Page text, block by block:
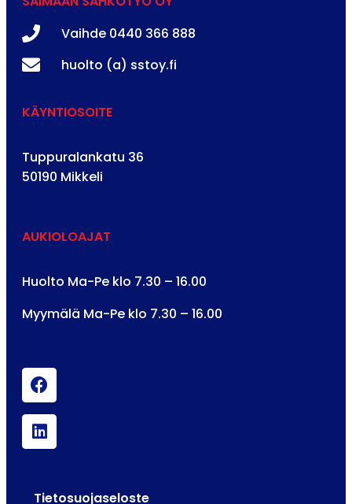
Vaihde 0440 366 888
huolto (a) sstoy.fi
KÄYNTIOSOITE
Tuppuralankatu 36
50190 Mikkeli
AUKIOLOAJAT
Huolto Ma-Pe klo 7.30 – 16.00
Myymälä Ma-Pe klo 7.30 – 16.00
Tietosuojaseloste